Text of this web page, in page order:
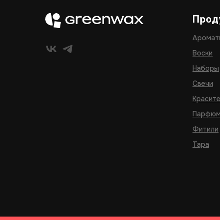
Воски
Наборы
Свечи
Фитили
Тара